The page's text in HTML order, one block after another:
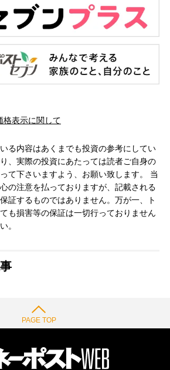
格表示に関して
る内容はあくまでも投資の参考にしてい
、実際の投資にあたっては読者ご自身の
て下さいますよう、お願い致します。 当
の注意を払っておりますが、記載される
証するものではありません。万が一、ト
も損害等の保証は一切行っておりません
。
PAGE TOP